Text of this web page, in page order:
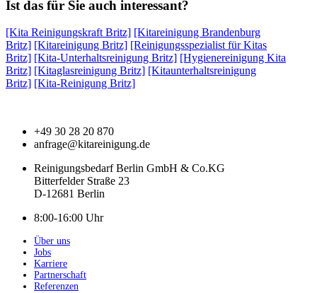
Ist das für Sie auch interessant?
[Kita Reinigungskraft Britz] [Kitareinigung Brandenburg
Britz] [Kitareinigung Britz] [Reinigungsspezialist für Kitas
Britz] [Kita-Unterhaltsreinigung Britz] [Hygienereinigung Kita
Britz] [Kitaglasreinigung Britz] [Kitaunterhaltsreinigung
Britz] [Kita-Reinigung Britz]
+49 30 28 20 870
anfrage@kitareinigung.de
Reinigungsbedarf Berlin GmbH & Co.KG
Bitterfelder Straße 23
D-12681 Berlin
8:00-16:00 Uhr
Über uns
Jobs
Karriere
Partnerschaft
Referenzen